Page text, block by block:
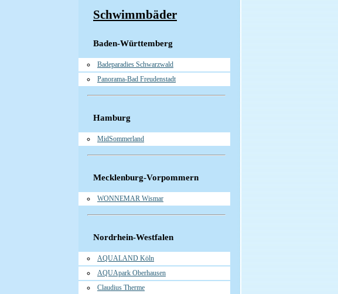
Schwimmbäder
Baden-Württemberg
Badeparadies Schwarzwald
Panorama-Bad Freudenstadt
Hamburg
MidSommerland
Mecklenburg-Vorpommern
WONNEMAR Wismar
Nordrhein-Westfalen
AQUALAND Köln
AQUApark Oberhausen
Claudius Therme